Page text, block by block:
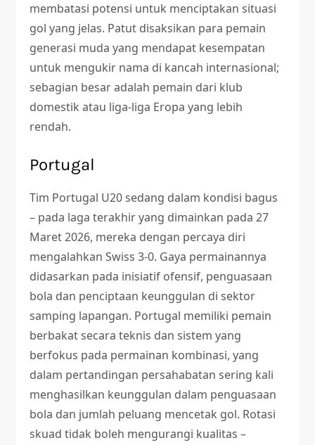
membatasi potensi untuk menciptakan situasi
gol yang jelas. Patut disaksikan para pemain
generasi muda yang mendapat kesempatan
untuk mengukir nama di kancah internasional;
sebagian besar adalah pemain dari klub
domestik atau liga-liga Eropa yang lebih
rendah.
Portugal
Tim Portugal U20 sedang dalam kondisi bagus
– pada laga terakhir yang dimainkan pada 27
Maret 2026, mereka dengan percaya diri
mengalahkan Swiss 3-0. Gaya permainannya
didasarkan pada inisiatif ofensif, penguasaan
bola dan penciptaan keunggulan di sektor
samping lapangan. Portugal memiliki pemain
berbakat secara teknis dan sistem yang
berfokus pada permainan kombinasi, yang
dalam pertandingan persahabatan sering kali
menghasilkan keunggulan dalam penguasaan
bola dan jumlah peluang mencetak gol. Rotasi
skuad tidak boleh mengurangi kualitas –